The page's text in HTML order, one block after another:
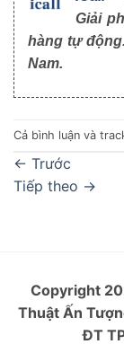
Giải
hàng tự
Nam.
Cả bình luận và
← Trước
Tiếp theo →
Copyright
Thuật Ấn
ĐT